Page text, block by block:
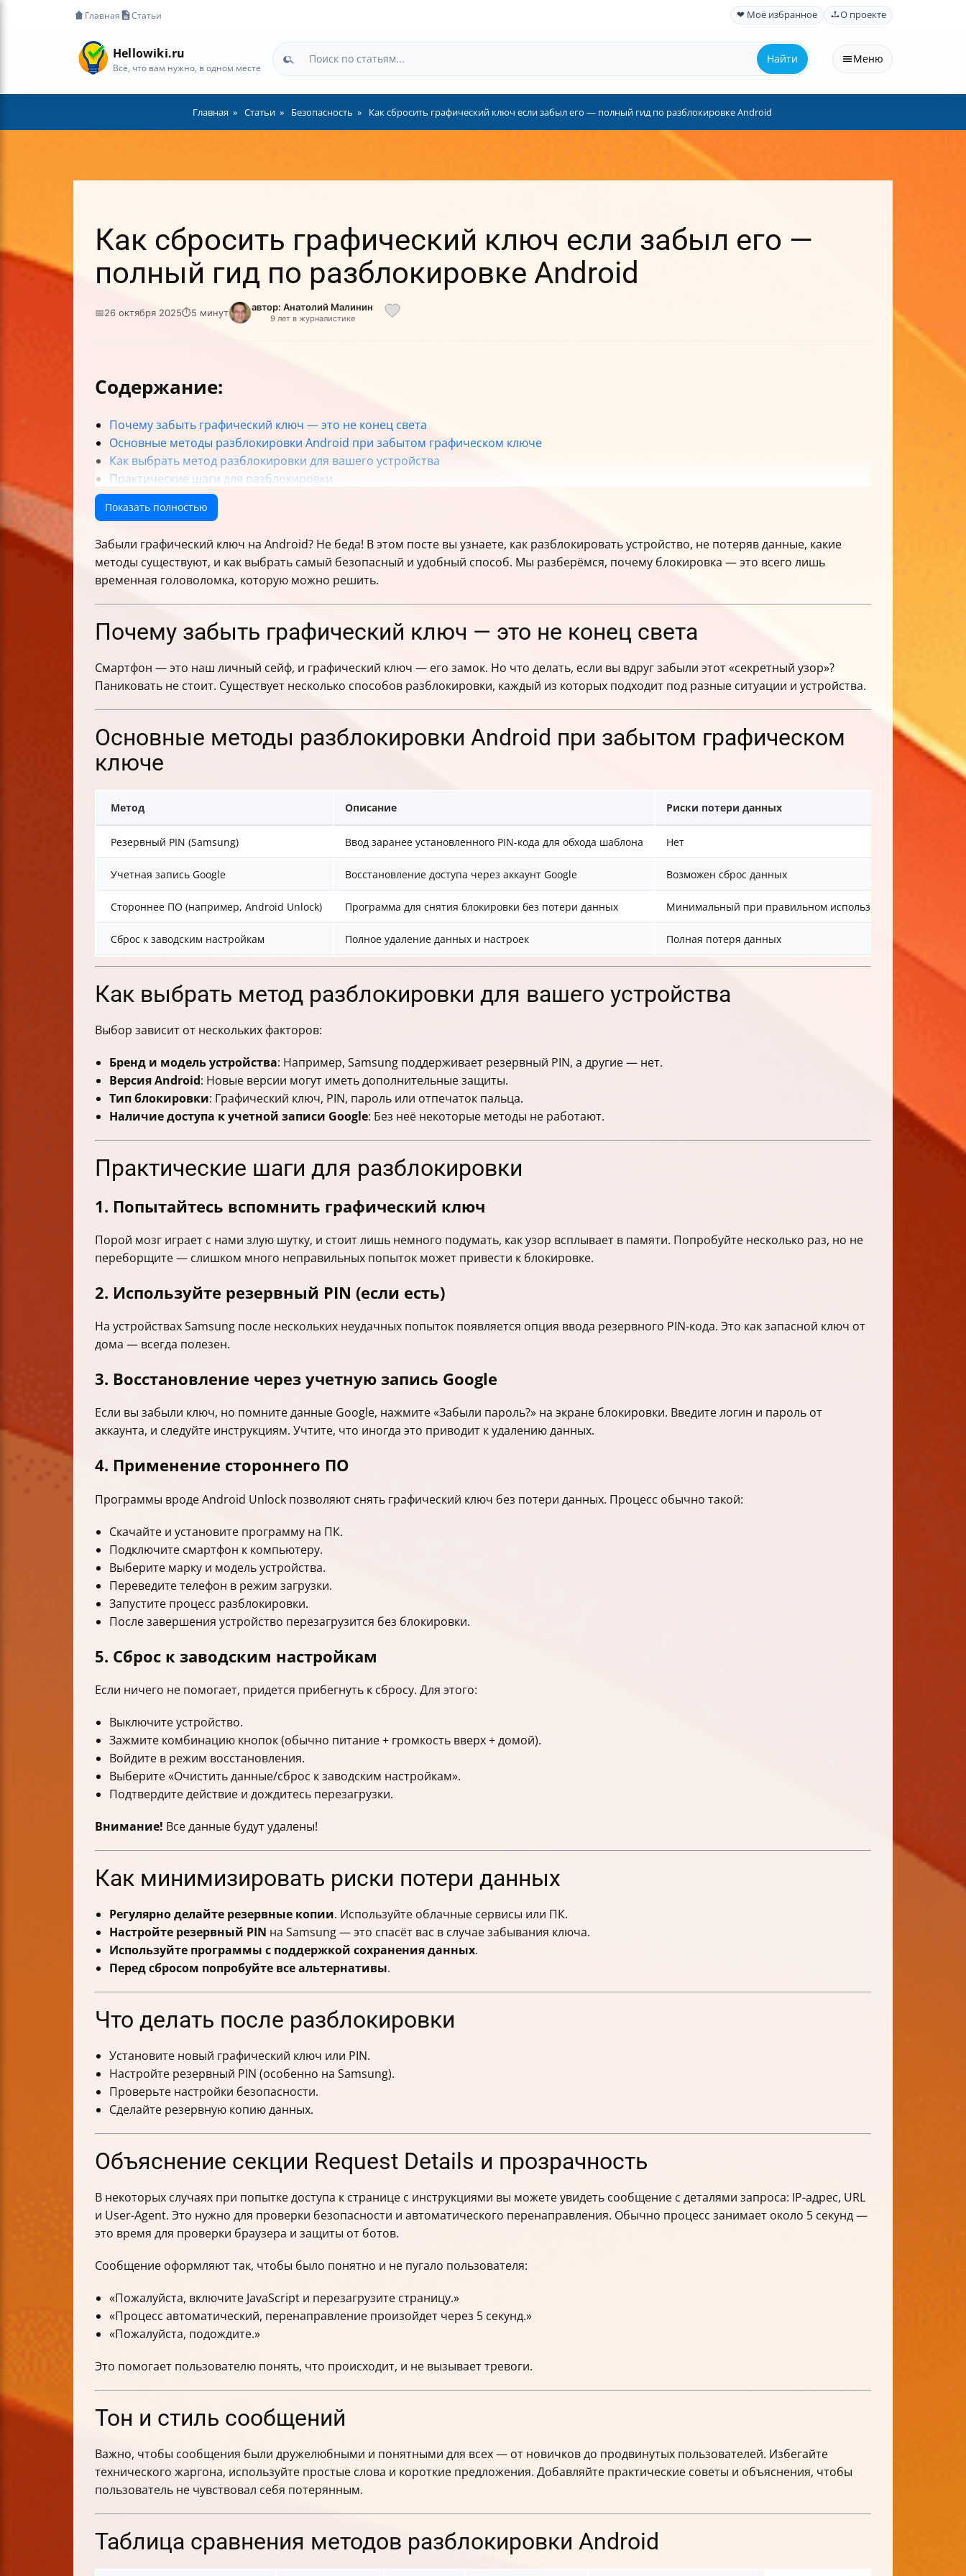
Главная Статьи ❤ Моё избранное О проекте
Hellowiki.ru
Всё, что вам нужно, в одном месте
Найти Меню
Главная Статьи Безопасность Как сбросить графический ключ если забыл его — полный гид по разблокировке Android
Как сбросить графический ключ если забыл его —
полный гид по разблокировке Android
📅26 октября 2025⏱5 минут автор: Анатолий Малинин
9 лет в журналистике
Содержание:
Почему забыть графический ключ — это не конец света
Основные методы разблокировки Android при забытом графическом ключе
Как выбрать метод разблокировки для вашего устройства
Практические шаги для разблокировки
Как минимизировать риски потери данных
Что делать после разблокировки
Тон и стиль сообщений
Таблица сравнения методов разблокировки Android
Заключение
Показать полностью
Забыли графический ключ на Android? Не беда! В этом посте вы узнаете, как разблокировать устройство, не потеряв данные, какие
методы существуют, и как выбрать самый безопасный и удобный способ. Мы разберёмся, почему блокировка — это всего лишь
временная головоломка, которую можно решить.
Почему забыть графический ключ — это не конец света
Смартфон — это наш личный сейф, и графический ключ — его замок. Но что делать, если вы вдруг забыли этот «секретный узор»?
Паниковать не стоит. Существует несколько способов разблокировки, каждый из которых подходит под разные ситуации и устройства.
Основные методы разблокировки Android при забытом графическом
ключе
Метод Описание Риски потери данных
Резервный PIN (Samsung) Ввод заранее установленного PIN-кода для обхода шаблона Нет
Учетная запись Google Восстановление доступа через аккаунт Google Возможен сброс данных
Стороннее ПО (например, Android Unlock) Программа для снятия блокировки без потери данных Минимальный при правильном использовании
Сброс к заводским настройкам Полное удаление данных и настроек Полная потеря данных
Как выбрать метод разблокировки для вашего устройства
Выбор зависит от нескольких факторов:
Бренд и модель устройства: Например, Samsung поддерживает резервный PIN, а другие — нет.
Версия Android: Новые версии могут иметь дополнительные защиты.
Тип блокировки: Графический ключ, PIN, пароль или отпечаток пальца.
Наличие доступа к учетной записи Google: Без неё некоторые методы не работают.
Практические шаги для разблокировки
1. Попытайтесь вспомнить графический ключ
Порой мозг играет с нами злую шутку, и стоит лишь немного подумать, как узор всплывает в памяти. Попробуйте несколько раз, но не
переборщите — слишком много неправильных попыток может привести к блокировке.
2. Используйте резервный PIN (если есть)
На устройствах Samsung после нескольких неудачных попыток появляется опция ввода резервного PIN-кода. Это как запасной ключ от
дома — всегда полезен.
3. Восстановление через учетную запись Google
Если вы забыли ключ, но помните данные Google, нажмите «Забыли пароль?» на экране блокировки. Введите логин и пароль от
аккаунта, и следуйте инструкциям. Учтите, что иногда это приводит к удалению данных.
4. Применение стороннего ПО
Программы вроде Android Unlock позволяют снять графический ключ без потери данных. Процесс обычно такой:
Скачайте и установите программу на ПК.
Подключите смартфон к компьютеру.
Выберите марку и модель устройства.
Переведите телефон в режим загрузки.
Запустите процесс разблокировки.
После завершения устройство перезагрузится без блокировки.
5. Сброс к заводским настройкам
Если ничего не помогает, придется прибегнуть к сбросу. Для этого:
Выключите устройство.
Зажмите комбинацию кнопок (обычно питание + громкость вверх + домой).
Войдите в режим восстановления.
Выберите «Очистить данные/сброс к заводским настройкам».
Подтвердите действие и дождитесь перезагрузки.
Внимание! Все данные будут удалены!
Как минимизировать риски потери данных
Регулярно делайте резервные копии. Используйте облачные сервисы или ПК.
Настройте резервный PIN на Samsung — это спасёт вас в случае забывания ключа.
Используйте программы с поддержкой сохранения данных.
Перед сбросом попробуйте все альтернативы.
Что делать после разблокировки
Установите новый графический ключ или PIN.
Настройте резервный PIN (особенно на Samsung).
Проверьте настройки безопасности.
Сделайте резервную копию данных.
Объяснение секции Request Details и прозрачность
В некоторых случаях при попытке доступа к странице с инструкциями вы можете увидеть сообщение с деталями запроса: IP-адрес, URL
и User-Agent. Это нужно для проверки безопасности и автоматического перенаправления. Обычно процесс занимает около 5 секунд —
это время для проверки браузера и защиты от ботов.
Сообщение оформляют так, чтобы было понятно и не пугало пользователя:
«Пожалуйста, включите JavaScript и перезагрузите страницу.»
«Процесс автоматический, перенаправление произойдет через 5 секунд.»
«Пожалуйста, подождите.»
Это помогает пользователю понять, что происходит, и не вызывает тревоги.
Тон и стиль сообщений
Важно, чтобы сообщения были дружелюбными и понятными для всех — от новичков до продвинутых пользователей. Избегайте
технического жаргона, используйте простые слова и короткие предложения. Добавляйте практические советы и объяснения, чтобы
пользователь не чувствовал себя потерянным.
Таблица сравнения методов разблокировки Android